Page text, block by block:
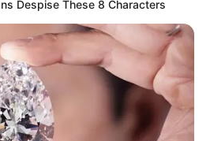
Despise These 8 Characters